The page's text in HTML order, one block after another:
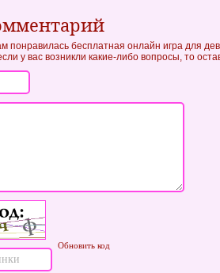
понравилась бесплатная онлайн игра для
у вас возникли какие-либо вопросы, то
Обновить код